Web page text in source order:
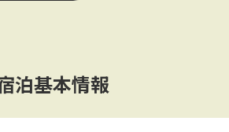
泊基本情報